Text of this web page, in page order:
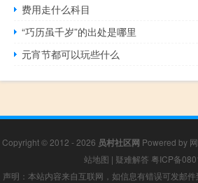
费用走什么科目
“巧历虽千岁”的出处是哪里
元宵节都可以玩些什么
Copyright © 2012 - 2026 员村社区网 Powered by
站地图 | 疑难解答 粤ICP备
声明：本站内容来自互联网，如信息有错误可发邮